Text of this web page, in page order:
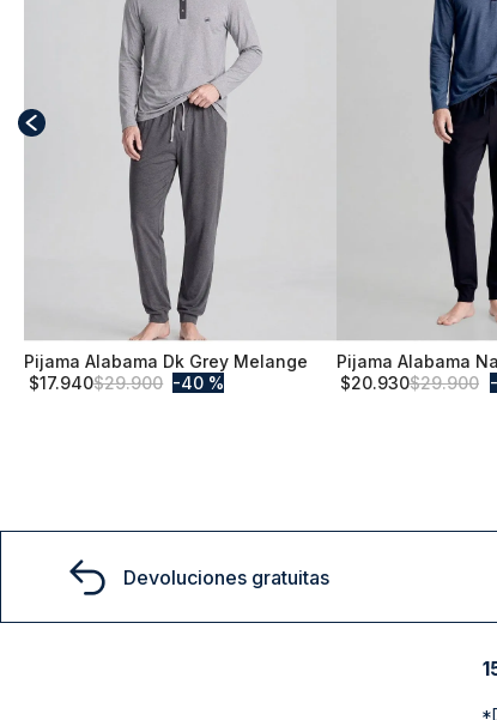
L
Pijama Alabama Dk Grey Melange
$17.940$29.900 40 %
XL
Pijama Alabama
$20.930$29.900
Devoluciones gratuitas